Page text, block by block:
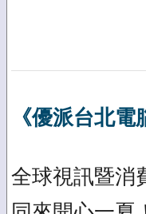
《優派台北
全球視訊暨消